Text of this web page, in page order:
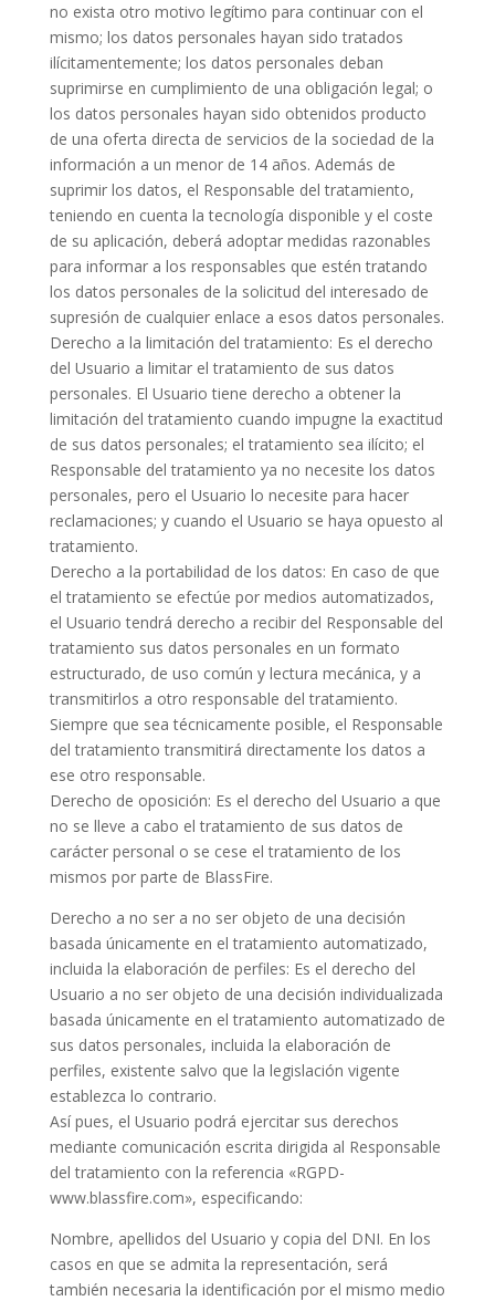
no exista otro motivo legítimo para continuar con el
mismo; los datos personales hayan sido tratados
ilícitamentemente; los datos personales deban
suprimirse en cumplimiento de una obligación legal; o
los datos personales hayan sido obtenidos producto
de una oferta directa de servicios de la sociedad de la
información a un menor de 14 años. Además de
suprimir los datos, el Responsable del tratamiento,
teniendo en cuenta la tecnología disponible y el coste
de su aplicación, deberá adoptar medidas razonables
para informar a los responsables que estén tratando
los datos personales de la solicitud del interesado de
supresión de cualquier enlace a esos datos personales.
Derecho a la limitación del tratamiento: Es el derecho
del Usuario a limitar el tratamiento de sus datos
personales. El Usuario tiene derecho a obtener la
limitación del tratamiento cuando impugne la exactitud
de sus datos personales; el tratamiento sea ilícito; el
Responsable del tratamiento ya no necesite los datos
personales, pero el Usuario lo necesite para hacer
reclamaciones; y cuando el Usuario se haya opuesto al
tratamiento.
Derecho a la portabilidad de los datos: En caso de que
el tratamiento se efectúe por medios automatizados,
el Usuario tendrá derecho a recibir del Responsable del
tratamiento sus datos personales en un formato
estructurado, de uso común y lectura mecánica, y a
transmitirlos a otro responsable del tratamiento.
Siempre que sea técnicamente posible, el Responsable
del tratamiento transmitirá directamente los datos a
ese otro responsable.
Derecho de oposición: Es el derecho del Usuario a que
no se lleve a cabo el tratamiento de sus datos de
carácter personal o se cese el tratamiento de los
mismos por parte de BlassFire.
Derecho a no ser a no ser objeto de una decisión
basada únicamente en el tratamiento automatizado,
incluida la elaboración de perfiles: Es el derecho del
Usuario a no ser objeto de una decisión individualizada
basada únicamente en el tratamiento automatizado de
sus datos personales, incluida la elaboración de
perfiles, existente salvo que la legislación vigente
establezca lo contrario.
Así pues, el Usuario podrá ejercitar sus derechos
mediante comunicación escrita dirigida al Responsable
del tratamiento con la referencia «RGPD-
www.blassfire.com», especificando:
Nombre, apellidos del Usuario y copia del DNI. En los
casos en que se admita la representación, será
también necesaria la identificación por el mismo medio